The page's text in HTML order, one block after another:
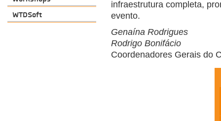
WTDSoft
infraestrutura completa,
evento.
Genaína Rodrigues
Rodrigo Bonifácio
Coordenadores Gerais do